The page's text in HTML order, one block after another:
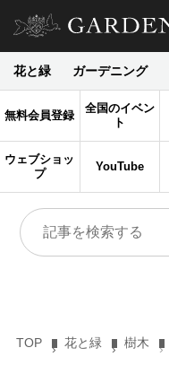
花と緑 ガーデニング
無料会員登録
全国のイベン
ト
ウェブショッ
プ
YouTube
TOP 花と緑 樹木